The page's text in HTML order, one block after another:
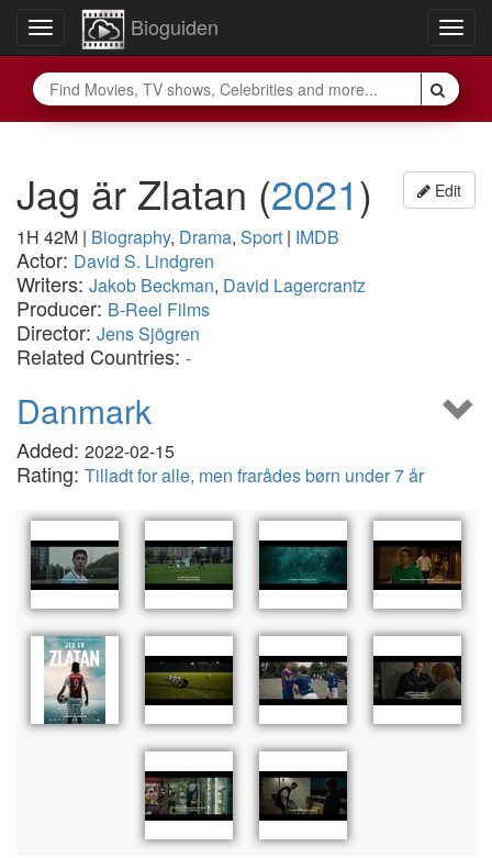
Toggle
navigation
Bioguiden
Edit
Jag är Zlatan (2021)
1H 42M | Biography, Drama, Sport | IMDB
Actor: David S. Lindgren
Writers: Jakob Beckman, David Lagercrantz
Producer: B-Reel Films
Director: Jens Sjögren
Related Countries: -
Danmark
Added: 2022-02-15
Rating: Tilladt for alle, men frarådes børn under 7 år